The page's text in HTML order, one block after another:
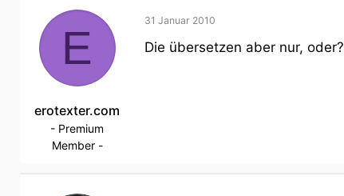
E
erotexter.com
- Premium
Member -
31 Januar 2010
Die übersetzen aber nur, oder?